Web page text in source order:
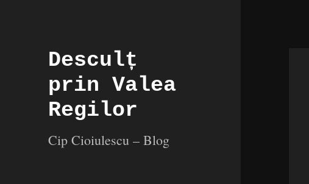
Desculț
prin Valea
Regilor
Cip Cioiulescu – Blog